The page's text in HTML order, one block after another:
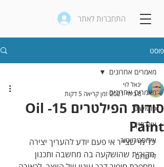
התחברות לאתר
פוסט
מאמרים אחרונים
פוטושופ
אינדיזיין
אילוסטרייטור
לייטרום
מאמרים אחרונים
סודות הפילטרים 15- Oil
Paint
יגאל לוי
8 ביולי 2021
זמן קריאה 5 דקות
כל מי שצייר אי פעם יודע להעריך יצירה
מקורית שהושקעה בה מחשבה ותכנון